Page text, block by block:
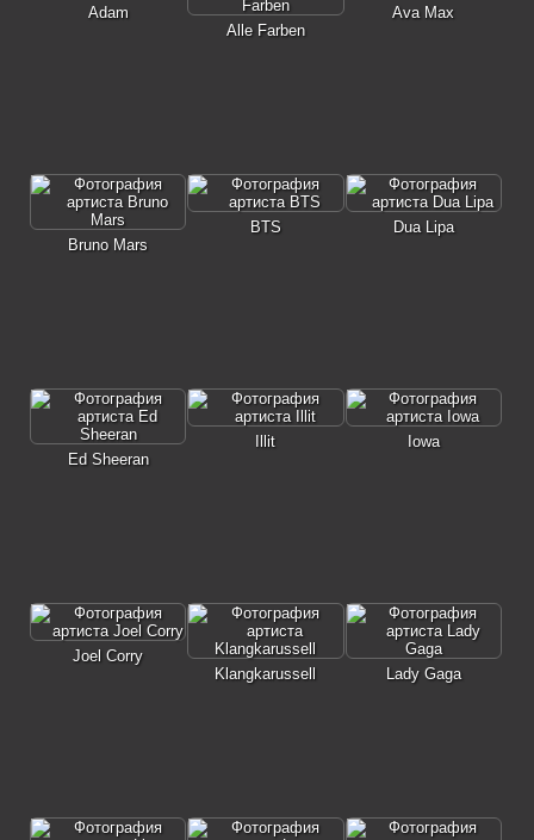
Adam
Alle Farben
Ava Max
Bruno Mars
BTS Dua Lipa
Ed Sheeran
Illit Iowa
Joel Corry
Klangkarussell
Lady Gaga